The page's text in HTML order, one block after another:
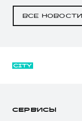
ВСЕ НОВОСТИ
СЕРВИСЫ